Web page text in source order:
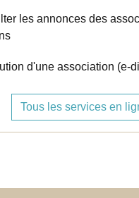
les annonces des
d'une association (e-
Tous les services en